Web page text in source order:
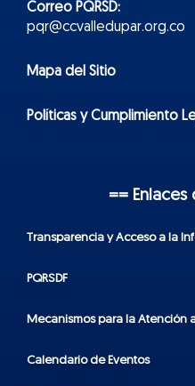
Correo PQRSD:
pqr@ccvalledupar.org.co
Mapa del Sitio
Políticas y Cumplimiento
==
Transparencia y Acceso a la
PQRSDF
Mecanismos para la Atención
Calendario de Eventos